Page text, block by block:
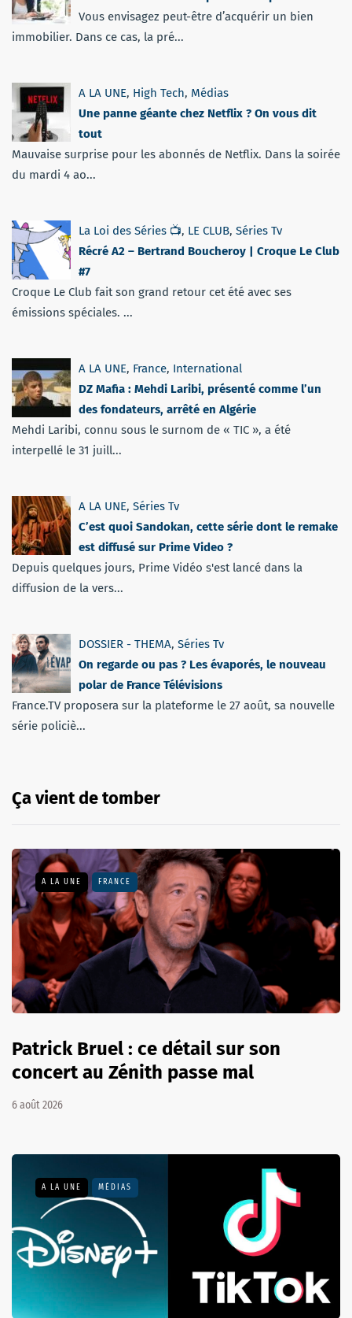
Vous envisagez peut-être d’acquérir un bien
immobilier. Dans ce cas, la pré...
A LA UNE, High Tech, Médias
Une panne géante chez Netflix ? On vous dit
tout
Mauvaise surprise pour les abonnés de Netflix. Dans la soirée
du mardi 4 ao...
La Loi des Séries 📺, LE CLUB, Séries Tv
Récré A2 – Bertrand Boucheroy | Croque Le Club
#7
Croque Le Club fait son grand retour cet été avec ses
émissions spéciales. ...
A LA UNE, France, International
DZ Mafia : Mehdi Laribi, présenté comme l’un
des fondateurs, arrêté en Algérie
Mehdi Laribi, connu sous le surnom de « TIC », a été
interpellé le 31 juill...
A LA UNE, Séries Tv
C’est quoi Sandokan, cette série dont le remake
est diffusé sur Prime Video ?
Depuis quelques jours, Prime Vidéo s'est lancé dans la
diffusion de la vers...
DOSSIER - THEMA, Séries Tv
On regarde ou pas ? Les évaporés, le nouveau
polar de France Télévisions
France.TV proposera sur la plateforme le 27 août, sa nouvelle
série policiè...
Ça vient de tomber
A LA UNE FRANCE
Patrick Bruel : ce détail sur son
concert au Zénith passe mal
6 août 2026
A LA UNE MÉDIAS